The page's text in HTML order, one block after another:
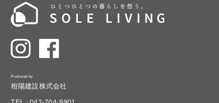
Produced by
相陽建設株式会社